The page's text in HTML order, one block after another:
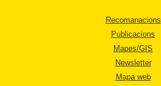
Recomanacions
Publicacions
Mapes/GIS
Newsletter
Mapa web